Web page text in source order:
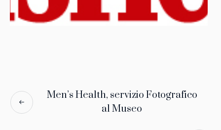
Men’s Health, servizio Fotografico
al Museo